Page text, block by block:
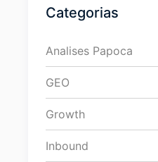
Categorias
Analises Papoca
GEO
Growth
Inbound